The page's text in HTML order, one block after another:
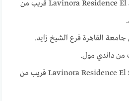
كمبوند Lavinora Residence El Sheikh Zayed قريب من
القاهرة فرع الشيخ زايد.
من داندي مول.
مشروع Lavinora Residence El Sheikh Zayed قريب من